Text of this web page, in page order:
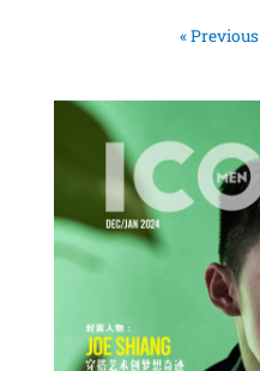
« Previous